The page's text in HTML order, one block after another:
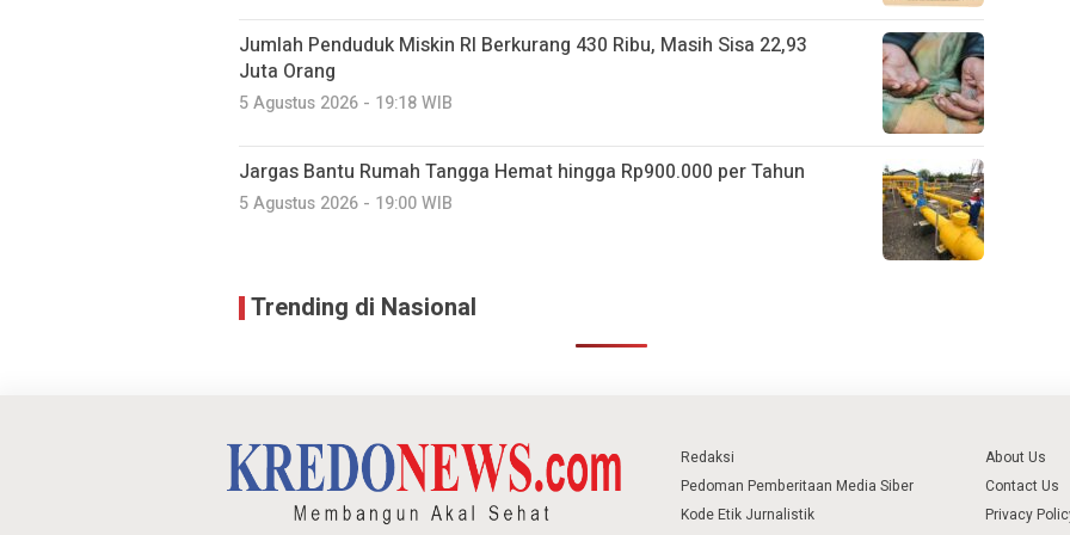
Jumlah Penduduk Miskin RI Berkurang 430 Ribu, Masih Sisa 22,93
Juta Orang
5 Agustus 2026 - 19:18 WIB
Jargas Bantu Rumah Tangga Hemat hingga Rp900.000 per Tahun
5 Agustus 2026 - 19:00 WIB
Trending di Nasional
Redaksi
Pedoman Pemberitaan Media Siber
Kode Etik Jurnalistik
About Us
Contact Us
Privacy